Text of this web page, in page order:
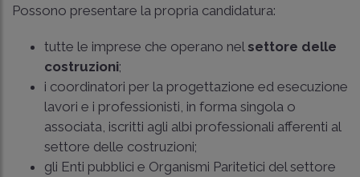
Possono presentare la propria candidatura:
tutte le imprese che operano nel settore delle
costruzioni;
i coordinatori per la progettazione ed esecuzione
lavori e i professionisti, in forma singola o
associata, iscritti agli albi professionali afferenti al
settore delle costruzioni;
gli Enti pubblici e Organismi Paritetici del settore